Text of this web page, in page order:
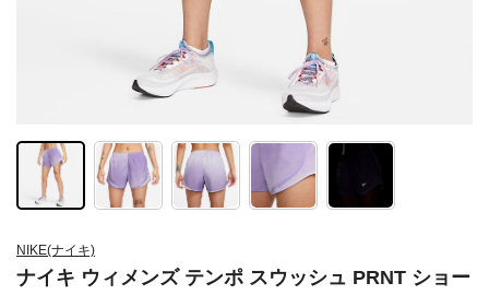
NIKE(ナイキ)
ナイキ ウィメンズ テンポ スウッシュ PRNT ショー